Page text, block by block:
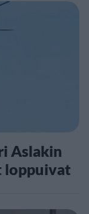
Aslakin
loppuivat